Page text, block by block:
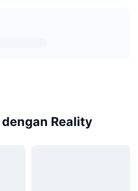
Reality